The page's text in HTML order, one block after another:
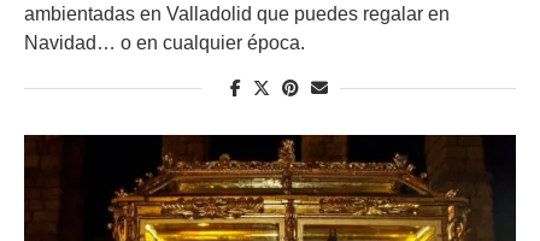
ambientadas en Valladolid que puedes regalar en
Navidad… o en cualquier época.